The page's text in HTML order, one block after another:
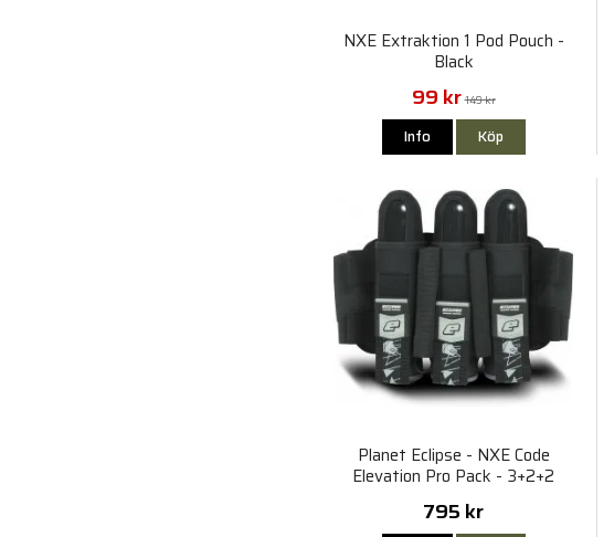
NXE Extraktion 1 Pod Pouch -
Black
99 kr 149 kr
Info Köp
Planet Eclipse - NXE Code
Elevation Pro Pack - 3+2+2
795 kr